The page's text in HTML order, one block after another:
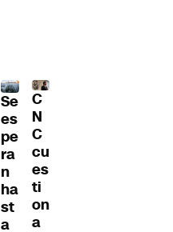
Se
es
pe
ra
n
ha
st
a
C
N
C
cu
es
ti
on
a